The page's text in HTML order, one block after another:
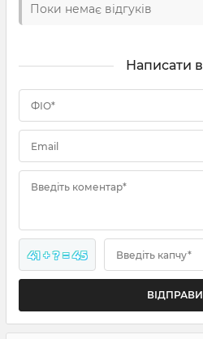
Поки немає відгуків
Написати
ФІО*
Email
Введіть коментар*
41 + ? = 45 Введіть капчу*